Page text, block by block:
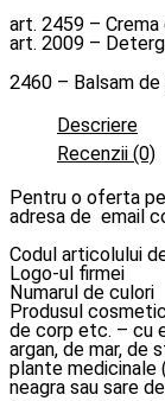
art. 2459 –
art. 2009 –
2460 – Balsam de
Descriere
Recenzii (0)
Pentru o oferta
adresa de email
Codul articolului
Logo-ul firmei
Numarul de culori
Produsul
de corp etc. – cu
argan, de mar, de
plante medicinale
neagra sau sare